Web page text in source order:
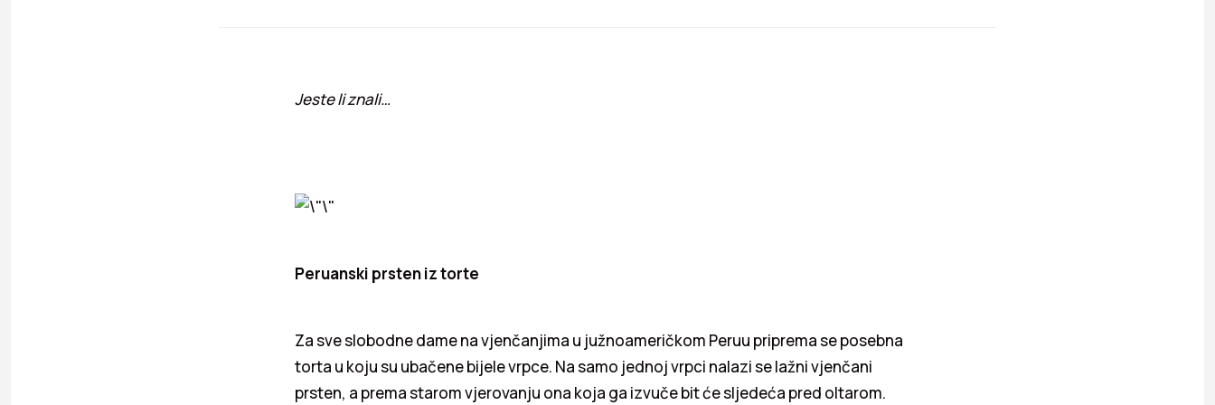
Jeste li znali…
Peruanski prsten iz torte
Za sve slobodne dame na vjenčanjima u južnoameričkom Peruu priprema se posebna
torta u koju su ubačene bijele vrpce. Na samo jednoj vrpci nalazi se lažni vjenčani
prsten, a prema starom vjerovanju ona koja ga izvuče bit će sljedeća pred oltarom.